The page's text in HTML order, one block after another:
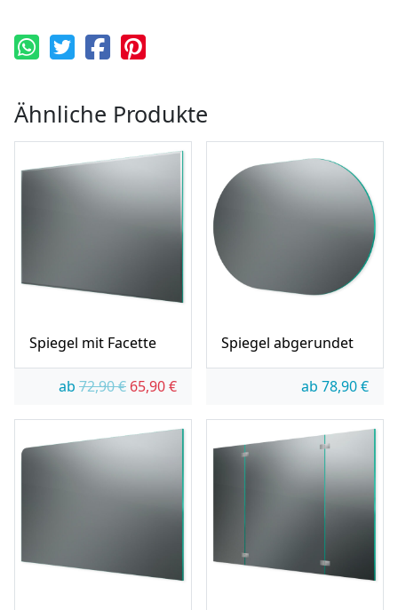
Ähnliche Produkte
Spiegel mit Facette
ab 72,90€ Ursprünglicher Preis war: 72,90 €
65,90€Aktueller Preis ist: 65,90 €.
Spiegel abgerundet
ab 78,90€